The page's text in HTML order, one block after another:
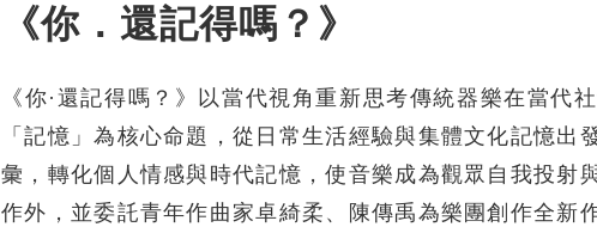
《你．還記得嗎？》
《你·還記得嗎？》以當代視角重新思考傳統器樂在當代
「記憶」為核心命題，從日常生活經驗與集體文化記憶
彙，轉化個人情感與時代記憶，使音樂成為觀眾自我投射
作外，並委託青年作曲家卓綺柔、陳傳禹為樂團創作全新